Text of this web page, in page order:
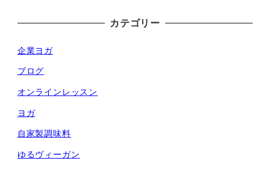
カテゴリー
企業ヨガ
ブログ
オンラインレッスン
ヨガ
自家製調味料
ゆるヴィーガン